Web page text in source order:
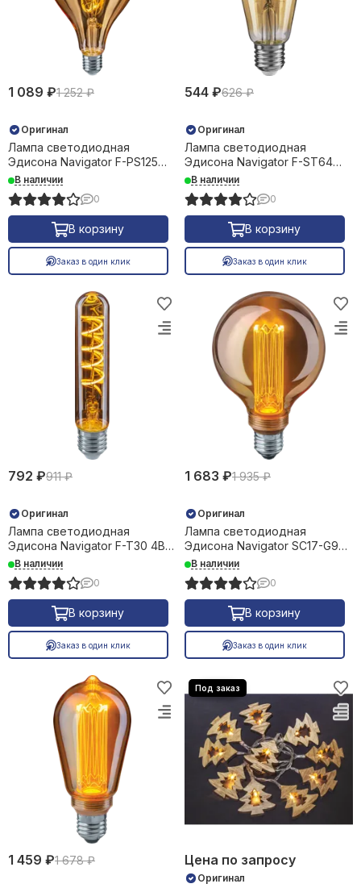
1 089 ₽1 252 ₽
Оригинал
Лампа светодиодная
Эдисона Navigator F-PS125
4Вт Е27 2700К 33961
В наличии
0
В корзину
Заказ в один клик
544 ₽626 ₽
Оригинал
Лампа светодиодная
Эдисона Navigator F-ST64
4Вт Е27 2500K 29338
В наличии
0
В корзину
Заказ в один клик
792 ₽911 ₽
Оригинал
Лампа светодиодная
Эдисона Navigator F-T30 4Вт
Е27 2700К 33962
В наличии
0
В корзину
Заказ в один клик
1 683 ₽1 935 ₽
Оригинал
Лампа светодиодная
Эдисона Navigator SC17-G95
4Вт Е27 1800K 32981
В наличии
0
В корзину
Заказ в один клик
1 459 ₽1 678 ₽ Цена по запросу
Оригинал